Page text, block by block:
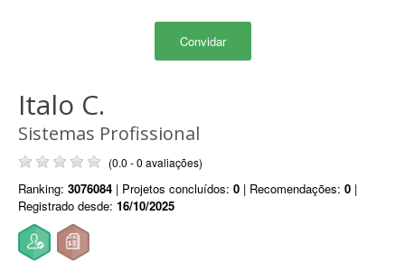
Convidar
Italo C.
Sistemas Profissional
(0.0 - 0 avaliações)
Ranking: 3076084 | Projetos concluídos: 0 | Recomendações: 0 |
Registrado desde: 16/10/2025